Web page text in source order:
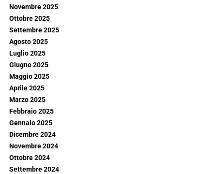
Novembre 2025
Ottobre 2025
Settembre 2025
Agosto 2025
Luglio 2025
Giugno 2025
Maggio 2025
Aprile 2025
Marzo 2025
Febbraio 2025
Gennaio 2025
Dicembre 2024
Novembre 2024
Ottobre 2024
Settembre 2024